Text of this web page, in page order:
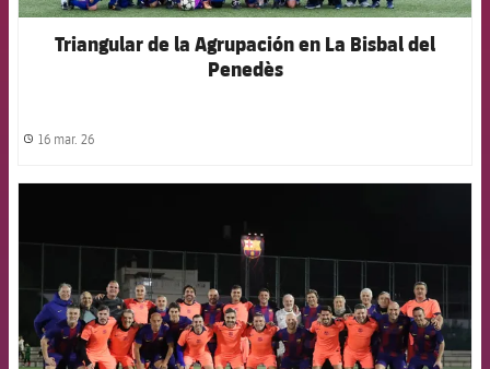
Triangular de la Agrupación en La Bisbal del
Penedès
label.share.clock
16 mar. 26